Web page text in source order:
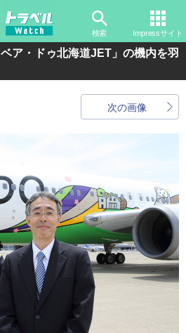
検索 Impressサイト
ア・ドゥ北海道JET」の機内を羽
次の画像